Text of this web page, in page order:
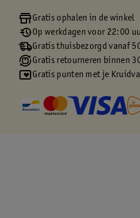
Gratis ophalen in de winkel
Op werkdagen voor 22:00
Gratis thuisbezorgd vanaf
Gratis retourneren binnen
Gratis punten met je